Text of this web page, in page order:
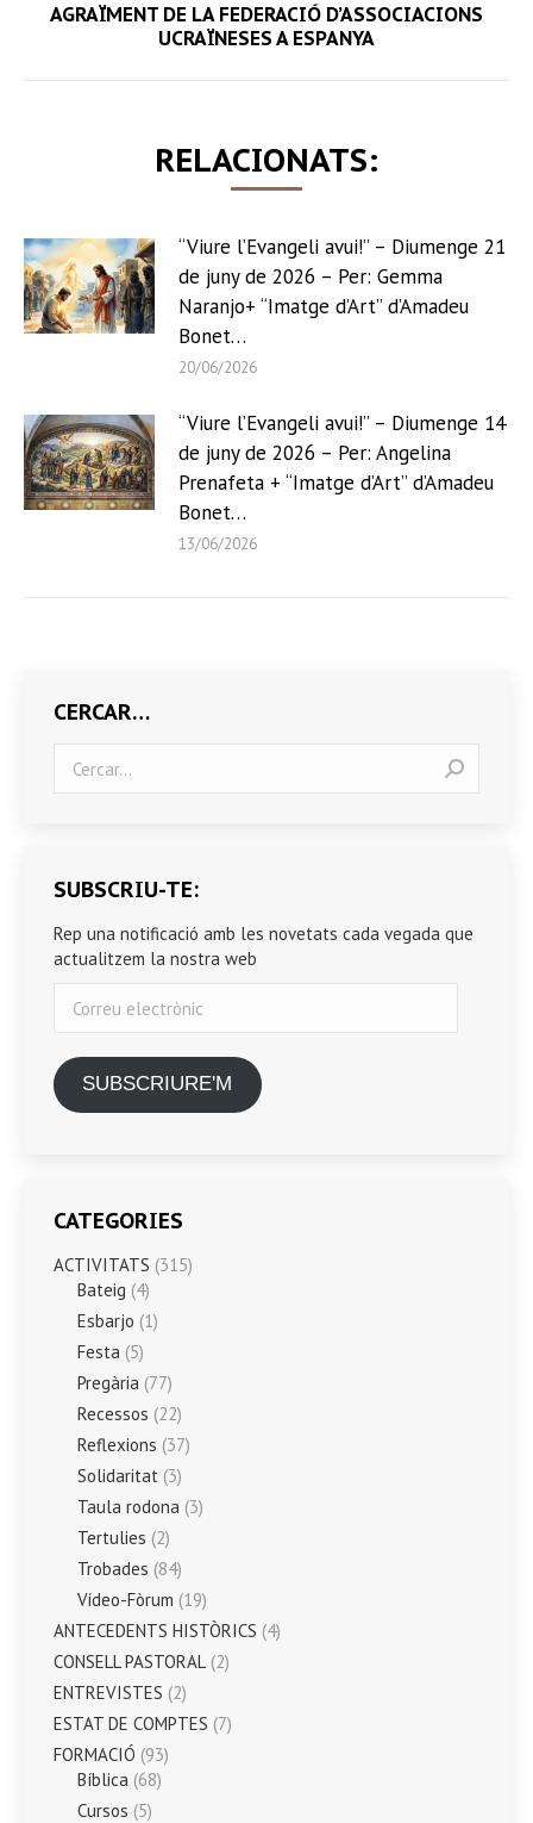
Next
AGRAÏMENT DE LA FEDERACIÓ D’ASSOCIACIONS
UCRAÏNESES A ESPANYA
RELACIONATS:
“Viure l’Evangeli avui!” – Diumenge 21
de juny de 2026 – Per: Gemma
Naranjo+ “Imatge d’Art” d’Amadeu
Bonet…
20/06/2026
“Viure l’Evangeli avui!” – Diumenge 14
de juny de 2026 – Per: Angelina
Prenafeta + “Imatge d’Art” d’Amadeu
Bonet…
13/06/2026
CERCAR…
SUBSCRIU-TE:
Rep una notificació amb les novetats cada vegada que
actualitzem la nostra web
electrònic
SUBSCRIURE'M
CATEGORIES
ACTIVITATS (315)
Bateig (4)
Esbarjo (1)
Festa (5)
Pregària (77)
Recessos (22)
Reflexions (37)
Solidaritat (3)
Taula rodona (3)
Tertulies (2)
Trobades (84)
Vídeo-Fòrum (19)
ANTECEDENTS HISTÒRICS (4)
CONSELL PASTORAL (2)
ENTREVISTES (2)
ESTAT DE COMPTES (7)
FORMACIÓ (93)
Bíblica (68)
Cursos (5)